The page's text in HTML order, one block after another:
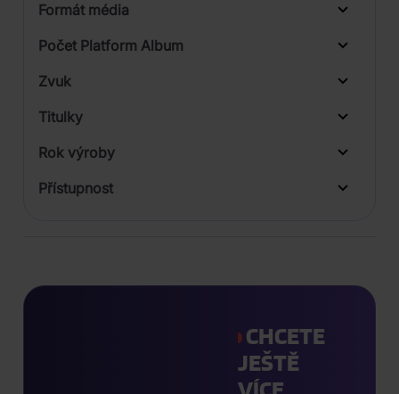
Formát média
Počet Platform Album
Zvuk
Titulky
Rok výroby
Přístupnost
CHCETE
JEŠTĚ